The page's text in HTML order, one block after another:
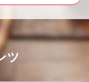
ツ